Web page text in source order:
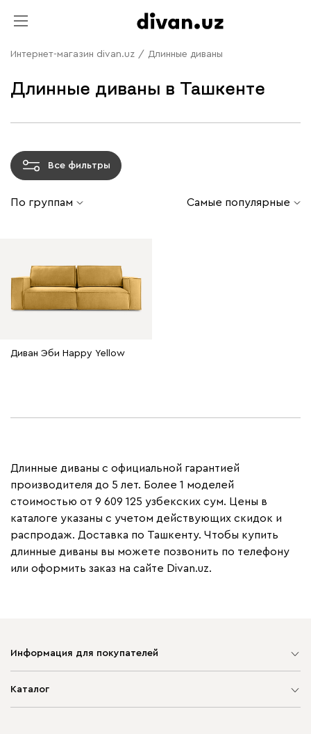
Интернет-магазин divan.uz / Длинные диваны
Длинные диваны в Ташкенте
Все фильтры
По группам Самые популярные
Диван Эби Happy Yellow
Длинные диваны с официальной гарантией
производителя до 5 лет. Более 1 моделей
стоимостью от 9 609 125 узбекских сум. Цены в
каталоге указаны с учетом действующих скидок и
распродаж. Доставка по Ташкенту. Чтобы купить
длинные диваны вы можете позвонить по телефону
или оформить заказ на сайте Divan.uz.
Информация для покупателей
Каталог